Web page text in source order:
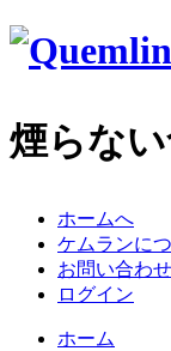
煙らな
ホームへ
ケムランに
お問い合わせ
ログイン
ホーム